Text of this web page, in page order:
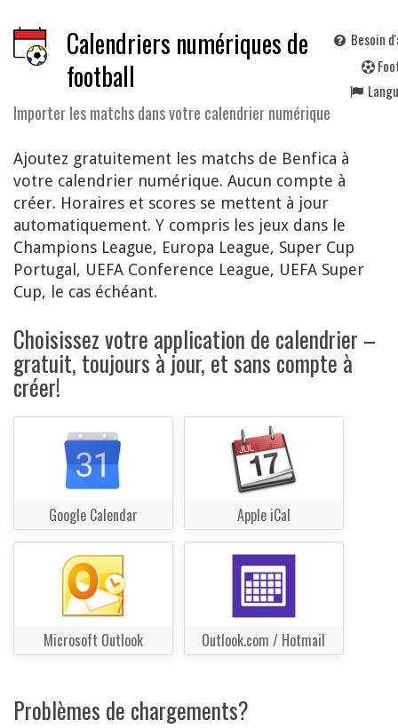
Calendriers numériques de
football
Importer les matchs dans votre calendrier numérique
Besoin
F
Ajoutez gratuitement les matchs de Benfica à
votre calendrier numérique. Aucun compte à
créer. Horaires et scores se mettent à jour
automatiquement. Y compris les jeux dans le
Champions League, Europa League, Super Cup
Portugal, UEFA Conference League, UEFA Super
Cup, le cas échéant.
Choisissez votre application de calendrier –
gratuit, toujours à jour, et sans compte à
créer!
Google Calendar Apple iCal
Microsoft Outlook Outlook.com / Hotmail
Problèmes de chargements?